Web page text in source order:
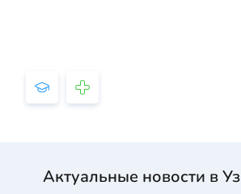
Актуальные новости в